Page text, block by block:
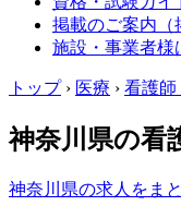
掲載のご案内（
施設・事業者様
トップ › 医療 › 看護師
神奈川県の看
神奈川県の求人をま